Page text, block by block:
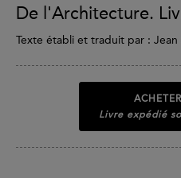
De l'Architecture.
Texte établi et traduit par : Jean
ACHETER
Livre expédié